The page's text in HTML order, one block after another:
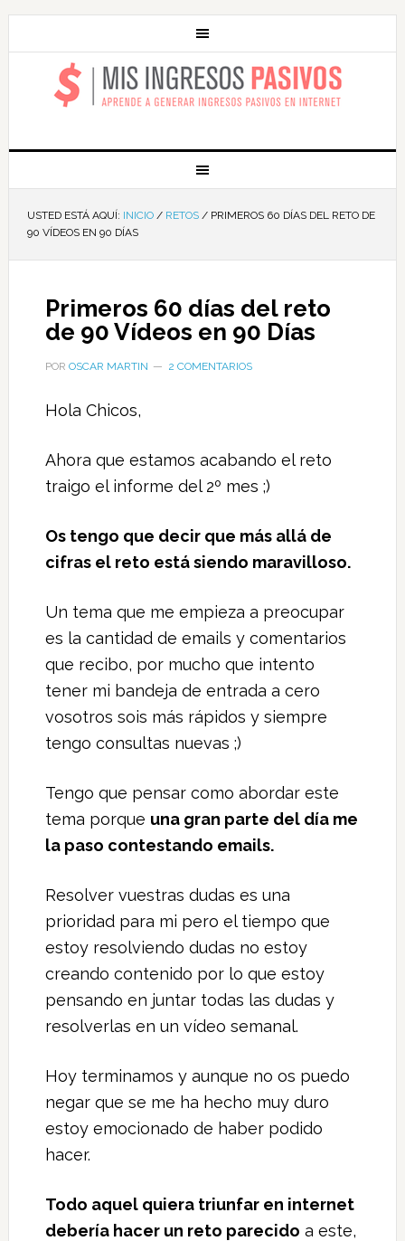
MIS INGRESOS
PASIVOS
USTED ESTÁ AQUÍ: INICIO / RETOS /PRIMEROS 60 DÍAS DEL RETO DE
90 VÍDEOS EN 90 DÍAS
Primeros 60 días del reto
de 90 Vídeos en 90 Días
POR OSCAR MARTIN 2 COMENTARIOS
Hola Chicos,
Ahora que estamos acabando el reto
traigo el informe del 2º mes ;)
Os tengo que decir que más allá de
cifras el reto está siendo maravilloso.
Un tema que me empieza a preocupar
es la cantidad de emails y comentarios
que recibo, por mucho que intento
tener mi bandeja de entrada a cero
vosotros sois más rápidos y siempre
tengo consultas nuevas ;)
Tengo que pensar como abordar este
tema porque una gran parte del día me
la paso contestando emails.
Resolver vuestras dudas es una
prioridad para mi pero el tiempo que
estoy resolviendo dudas no estoy
creando contenido por lo que estoy
pensando en juntar todas las dudas y
resolverlas en un vídeo semanal.
Hoy terminamos y aunque no os puedo
negar que se me ha hecho muy duro
estoy emocionado de haber podido
hacer.
Todo aquel quiera triunfar en internet
debería hacer un reto parecido a este,